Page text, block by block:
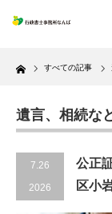
Home すべての記事
遺言、相続な
7.26
2026
公正
区小